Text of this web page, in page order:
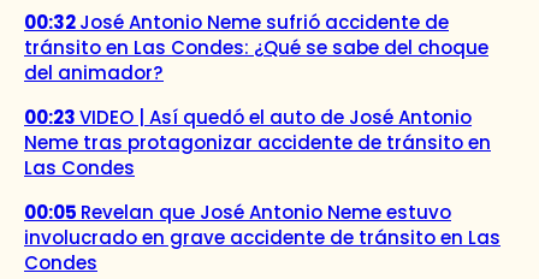
00:32José Antonio Neme sufrió accidente de
tránsito en Las Condes: ¿Qué se sabe del choque
del animador?
00:23VIDEO | Así quedó el auto de José Antonio
Neme tras protagonizar accidente de tránsito en
Las Condes
00:05 Revelan que José Antonio Neme estuvo
involucrado en grave accidente de tránsito en Las
Condes